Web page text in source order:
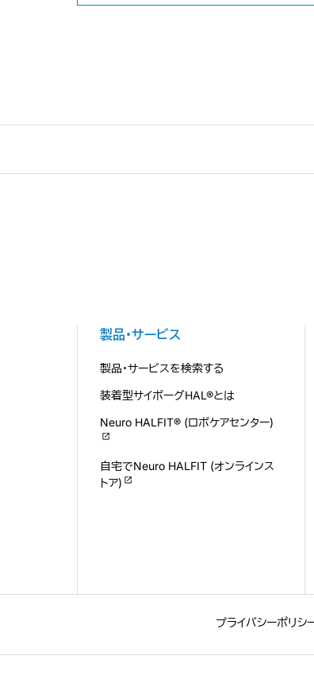
製品・サービス
製品・サービスを検索する
装着型サイボーグHAL®とは
Neuro HALFIT® (ロボケアセンター)
自宅でNeuro HALFIT (オンラインス
トア)
プライバシーポリシ